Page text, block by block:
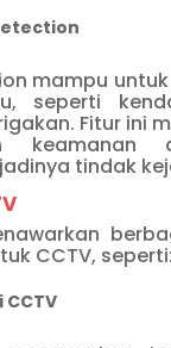
mampu
seperti
Fitur ini
keamanan
tindak
CCTV, seperti: